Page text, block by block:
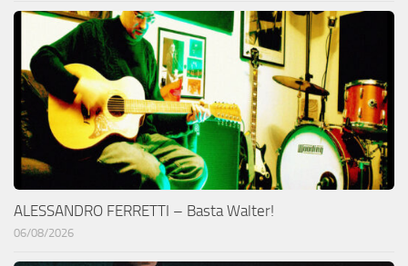
ALESSANDRO FERRETTI – Basta Walter!
06/08/2026